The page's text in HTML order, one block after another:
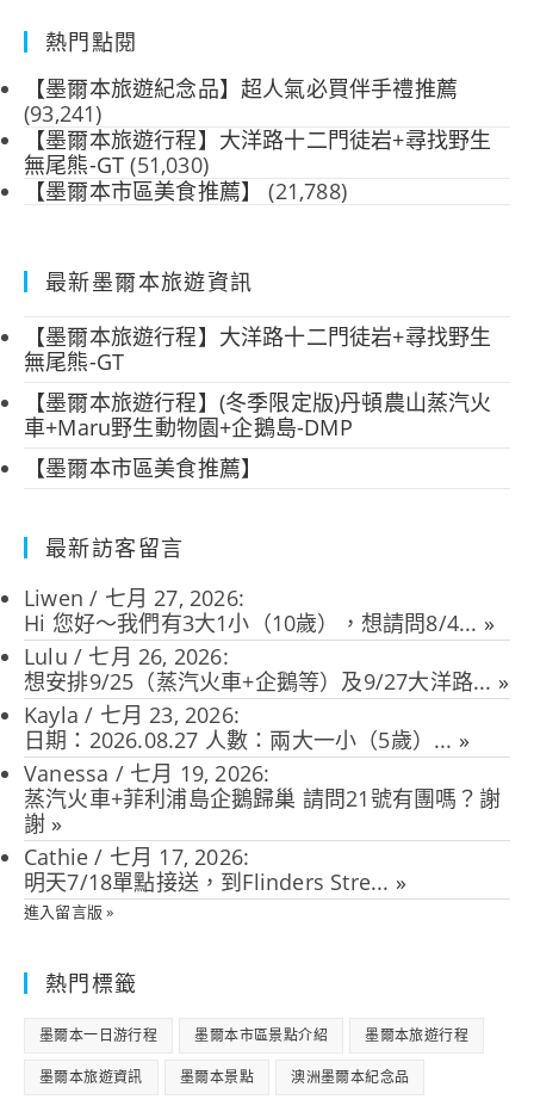
熱門點閱
【墨爾本旅遊紀念品】超人氣必買伴手禮推薦
(93,241)
【墨爾本旅遊行程】大洋路十二門徒岩+尋找野生
無尾熊-GT (51,030)
【墨爾本市區美食推薦】
(21,788)
最新墨爾本旅遊資訊
【墨爾本旅遊行程】大洋路十二門徒岩+尋找野生
無尾熊-GT
【墨爾本旅遊行程】(冬季限定版)丹頓農山蒸汽火
車+Maru野生動物園+企鵝島-DMP
【墨爾本市區美食推薦】
最新訪客留言
Liwen / 七月 27, 2026:
Hi 您好～我們有3大1小（10歲），想請問8/4... »
Lulu / 七月 26, 2026:
想安排9/25（蒸汽火車+企鵝等）及9/27大洋路... »
Kayla / 七月 23, 2026:
日期：2026.08.27 人數：兩大一小（5歲）... »
Vanessa / 七月 19, 2026:
蒸汽火車+菲利浦島企鵝歸巢 請問21號有團嗎？謝
謝 »
Cathie / 七月 17, 2026:
明天7/18單點接送，到Flinders Stre... »
進入留言版 »
熱門標籤
墨爾本一日游行程 墨爾本市區景點介紹 墨爾本旅遊行程
墨爾本旅遊資訊 墨爾本景點 澳洲墨爾本紀念品